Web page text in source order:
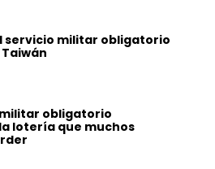
servicio militar obligatorio
obligatorio
lotería que muchos